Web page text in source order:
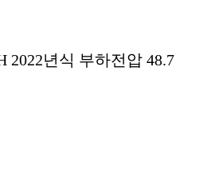
2022년식 부하전압 48.7